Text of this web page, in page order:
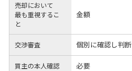
売却において
最も重視するこ
と
金額
交渉審査 個別に確認し判断
買主の本人確認 必要